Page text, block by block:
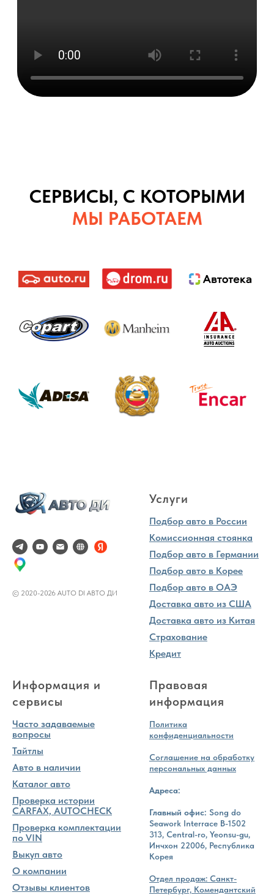
СЕРВИСЫ, С КОТОРЫМИ
МЫ РАБОТАЕМ
© 2020-2026 AUTO DI АВТО ДИ
Услуги
Подбор авто в России
Комиссионная стоянка
Подбор авто в Германии
Подбор авто в Корее
Подбор авто в ОАЭ
Доставка авто из США
Доставка авто из Китая
Страхование
Кредит
Информация и
сервисы
Часто задаваемые
вопросы
Тайтлы
Авто в наличии
Каталог авто
Проверка истории
CARFAX, AUTOCHECK
Проверка комплектации
по VIN
Выкуп авто
О компании
Отзывы клиентов
Правовая
информация
Политика
конфиденциальности
Соглашение на обработку
персональных данных
Адреса:
Главный офис: Song do
Seawork Interrace B-1502
313, Central-ro, Yeonsu-gu,
Инчхон 22006, Республика
Корея
Отдел продаж: Санкт-
Петербург, Комендантский